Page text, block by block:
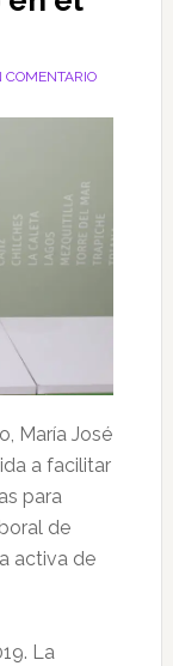
COMENTARIO
María José
a facilitar
para
de
activa de
La